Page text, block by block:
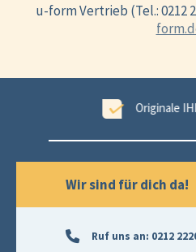
u-form Vertrieb (Tel.: 0212
99,6 %
Wir sind für dich da!
Ruf uns an: 0212